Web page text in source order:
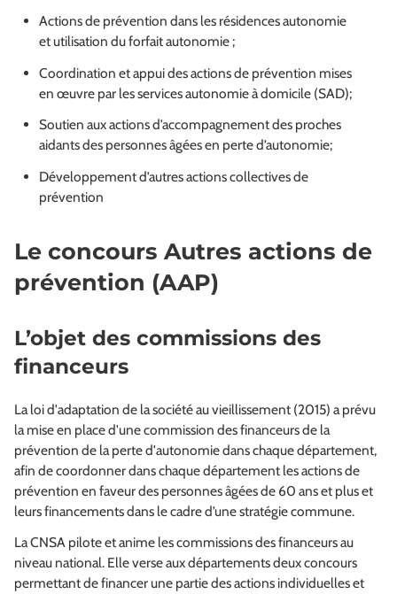
Actions de prévention dans les résidences autonomie
et utilisation du forfait autonomie ;
Coordination et appui des actions de prévention mises
en œuvre par les services autonomie à domicile (SAD);
Soutien aux actions d’accompagnement des proches
aidants des personnes âgées en perte d’autonomie;
Développement d’autres actions collectives de
prévention
Le concours Autres actions de
prévention (AAP)
L’objet des commissions des
financeurs
La loi d'adaptation de la société au vieillissement (2015) a prévu
la mise en place d'une commission des financeurs de la
prévention de la perte d'autonomie dans chaque département,
afin de coordonner dans chaque département les actions de
prévention en faveur des personnes âgées de 60 ans et plus et
leurs financements dans le cadre d’une stratégie commune.
La CNSA pilote et anime les commissions des financeurs au
niveau national. Elle verse aux départements deux concours
permettant de financer une partie des actions individuelles et